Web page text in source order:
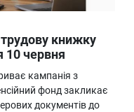
книжку
10 червня
кампанія з
фонд закликає
документів до